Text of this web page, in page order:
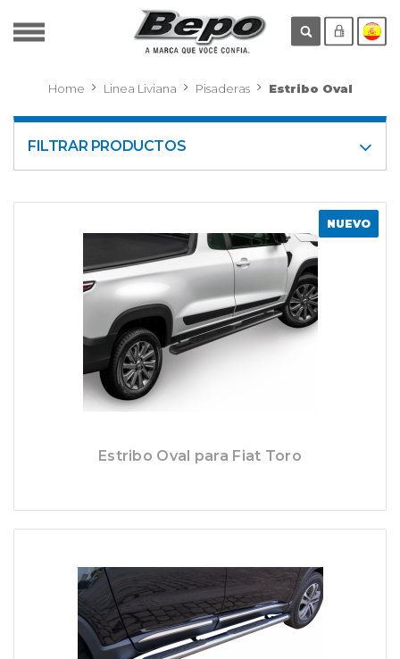
Home Linea Liviana Pisaderas Estribo Oval
FILTRAR PRODUCTOS
NUEVO
Estribo Oval para Fiat Toro